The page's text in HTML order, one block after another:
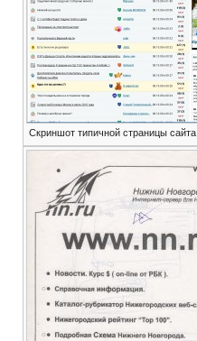
Скриншот типичной страницы сайта